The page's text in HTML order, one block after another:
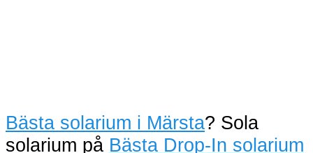
Bästa solarium i Märsta? Sola
solarium på Bästa Drop-In solarium